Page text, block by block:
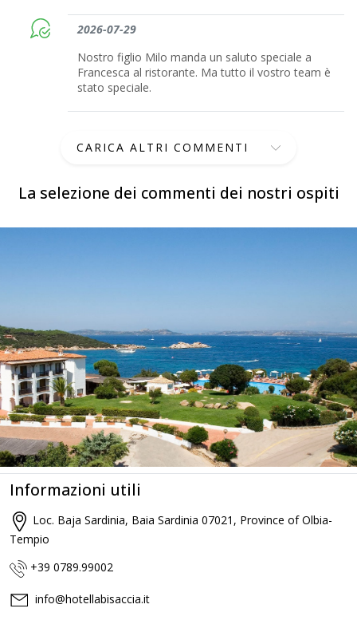
La selezione dei commenti dei nostri ospiti
2026-07-29
Nostro figlio Milo manda un saluto speciale a
Francesca al ristorante. Ma tutto il vostro team è
stato speciale.
CARICA ALTRI COMMENTI
Informazioni utili
Loc. Baja Sardinia, Baia Sardinia 07021, Province of Olbia-
Tempio
+39 0789.99002
info@hotellabisaccia.it